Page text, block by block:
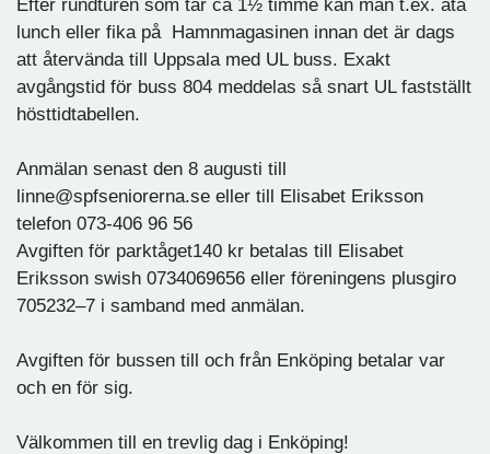
Efter rundturen som tar ca 1½ timme kan man t.ex. äta
lunch eller fika på Hamnmagasinen innan det är dags
att återvända till Uppsala med UL buss. Exakt
avgångstid för buss 804 meddelas så snart UL fastställt
hösttidtabellen.
Anmälan senast den 8 augusti till
linne@spfseniorerna.se eller till Elisabet Eriksson
telefon 073-406 96 56
Avgiften för parktåget140 kr betalas till Elisabet
Eriksson swish 0734069656 eller föreningens plusgiro
705232–7 i samband med anmälan.
Avgiften för bussen till och från Enköping betalar var
och en för sig.
Välkommen till en trevlig dag i Enköping!